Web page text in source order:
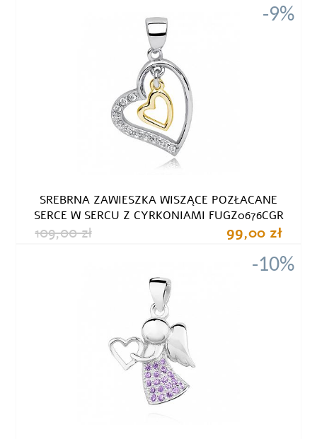
-9%
SREBRNA ZAWIESZKA WISZĄCE POZŁACANE
SERCE W SERCU Z CYRKONIAMI FUGZ0676CGR
109,00 zł 99,00 zł
-10%